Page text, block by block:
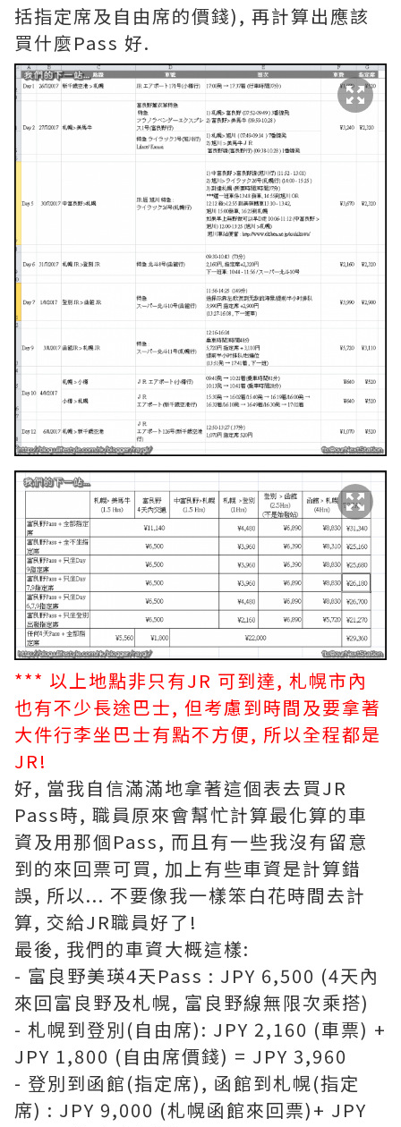
括指定席及自由席的價錢), 再計算出應該
買什麼Pass 好.
*** 以上地點非只有JR 可到達, 札幌市內
也有不少長途巴士, 但考慮到時間及要拿著
大件行李坐巴士有點不方便, 所以全程都是
JR!
好, 當我自信滿滿地拿著這個表去買JR
Pass時, 職員原來會幫忙計算最化算的車
資及用那個Pass, 而且有一些我沒有留意
到的來回票可買, 加上有些車資是計算錯
誤, 所以... 不要像我一樣笨白花時間去計
算, 交給JR職員好了!
最後, 我們的車資大概這樣:
- 富良野美瑛4天Pass : JPY 6,500 (4天內
來回富良野及札幌, 富良野線無限次乘搭)
- 札幌到登別(自由席): JPY 2,160 (車票) +
JPY 1,800 (自由席價錢) = JPY 3,960
- 登別到函館(指定席), 函館到札幌(指定
席) : JPY 9,000 (札幌函館來回票)+ JPY